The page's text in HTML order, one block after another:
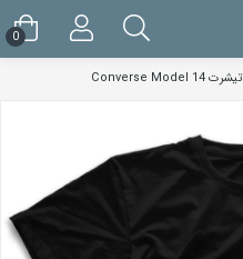
تیشرت Converse Model 14
0